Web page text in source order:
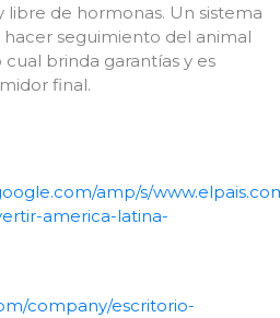
libre de hormonas. Un sistema
seguimiento del animal
brinda garantías y es
final.
amp/s/
america-latina-
company/escritorio-